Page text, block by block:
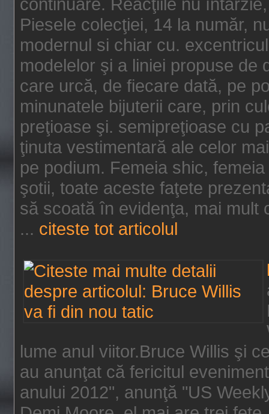
Piesele colecţiei, 14 la număr,
modernul si chiar cu.
modelelor şi a liniei propuse de
care urcă, de fiecare dată, pe
minunatele bijuterii care, prin
preţioase şi. semipreţioase cu
ţinuta vestimentară ale celor
pe podium. Femeia shic,
şotii, toate aceste faţete
să scoată în evidenţa, mai mult
... citeste tot articolul
lume anul viitor.Bruce Willis şi
au anunţat că fericitul
anului 2012", anunţă "US